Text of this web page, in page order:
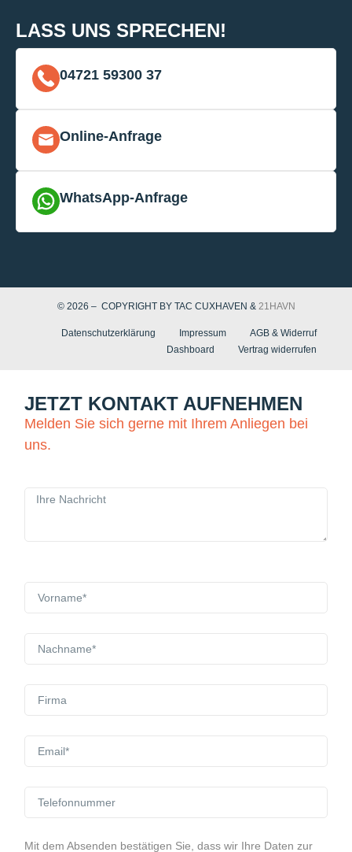
LASS UNS SPRECHEN!
04721 59300 37
Online-Anfrage
WhatsApp-Anfrage
© 2026 – COPYRIGHT BY TAC CUXHAVEN & 21HAVN
Datenschutzerklärung Impressum
AGB & Widerruf
Dashboard
Vertrag widerrufen
JETZT KONTAKT AUFNEHMEN
Melden Sie sich gerne mit Ihrem Anliegen bei
uns.
Mit dem Absenden bestätigen Sie, dass wir Ihre Daten zur